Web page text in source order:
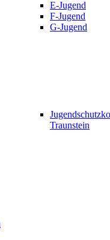
E-Jugend
F-Jugend
G-Jugend
Traunstein